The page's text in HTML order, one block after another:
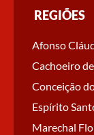
REGIÕES
Afonso
Cachoeiro
Conceição
Espírito
Marechal